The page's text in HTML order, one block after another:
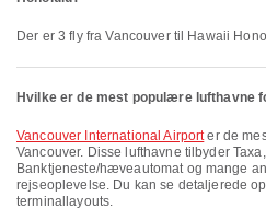
Der er 3 fly fra Vancouver til Hawaii
Hvilke er de mest populære lufthavne
Vancouver International Airporter de
Vancouver. Disse lufthavne tilbyder
Banktjeneste/hæveautomat og mange
rejseoplevelse. Du kan se detaljerede
terminallayouts.